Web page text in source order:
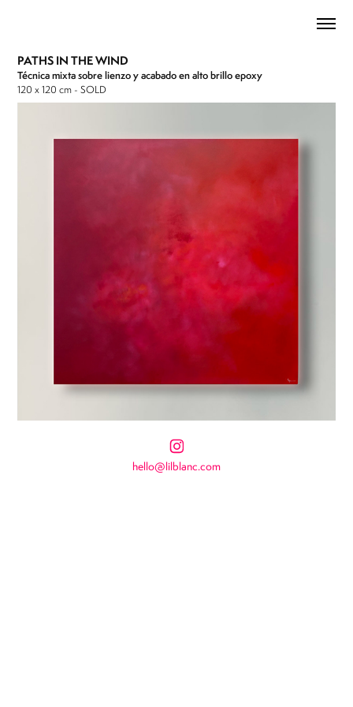
PATHS IN THE WIND
Técnica mixta sobre lienzo y acabado en alto brillo epoxy
120 x 120 cm - SOLD
hello@lilblanc.com